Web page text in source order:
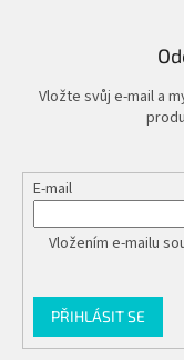
Vložte svůj e-mail a
E-mail
Vložením e-mailu
PŘIHLÁSIT SE